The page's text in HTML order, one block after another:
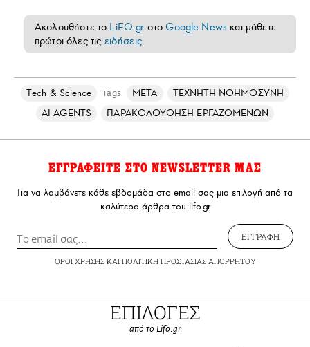
Ακολουθήστε το LiFO.gr στοGoogle News και μάθετε
πρώτοι όλες τις ειδήσεις
Τech & Science Tags META
ΤΕΧΝΗΤΗ ΝΟΗΜΟΣΥΝΗ
AI AGENTS
ΠΑΡΑΚΟΛΟΥΘΗΣΗ ΕΡΓΑΖΟΜΕΝΩΝ
ΕΓΓΡΑΦΕΙΤΕ ΣΤΟ NEWSLETTER ΜΑΣ
Για να λαμβάνετε κάθε εβδομάδα στο email σας μια επιλογή από τα
καλύτερα άρθρα του lifo.gr
ΕΓΓΡΑΦΗ
ΟΡΟΙ ΧΡΗΣΗΣΚΑΙ ΠΟΛΙΤΙΚΗ ΠΡΟΣΤΑΣΙΑΣ ΑΠΟΡΡΗΤΟΥ
ΕΠΙΛΟΓΕΣ
από το Lifo.gr